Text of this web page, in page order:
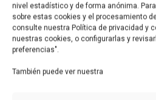
nivel estadístico y de forma anónima.
sobre estas cookies y el procesamiento
consulte nuestra Política de privacidad y
nuestras cookies, o configurarlas y
preferencias".
También puede ver nuestra